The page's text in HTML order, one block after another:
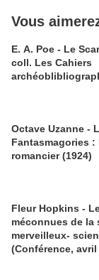
Vous
E. A. Poe - Le
coll. Les Cahiers
Octave Uzanne -
Fantasmagories :
romancier (1924)
Fleur Hopkins -
méconnues de
merveilleux-
(Conférence, avril